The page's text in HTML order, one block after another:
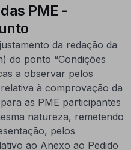
PME -
da redação da
do ponto “Condições
a observar pelos
à comprovação da
as PME participantes
natureza, remetendo
pelos
ao Anexo ao Pedido